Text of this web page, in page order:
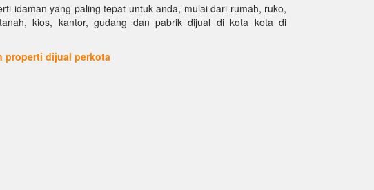
idaman yang paling tepat untuk anda, mulai dari rumah, ruko,
kios, kantor, gudang dan pabrik dijual di kota kota di
properti dijual perkota